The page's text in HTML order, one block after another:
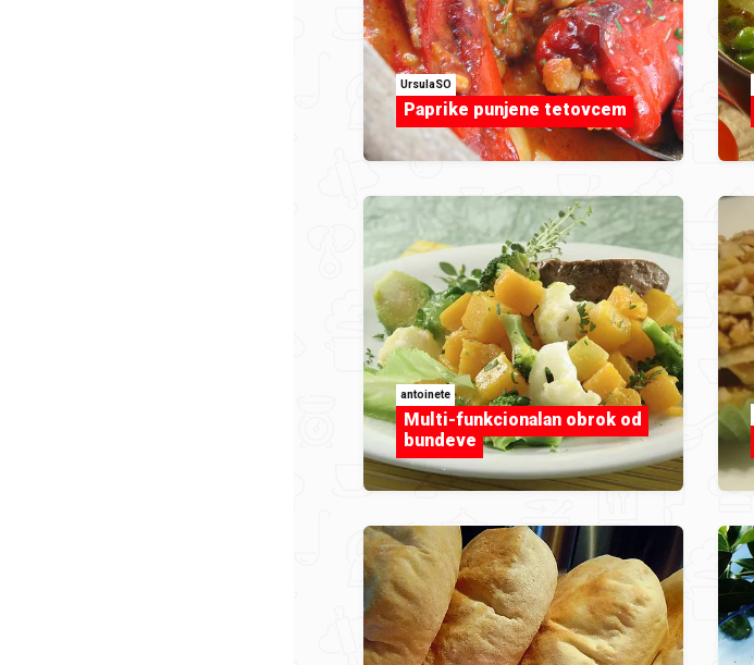
UrsulaSO
Paprike punjene tetovcem
antoinete
Multi-funkcionalan obrok od
bundeve